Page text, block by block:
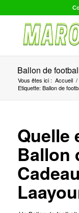
Ballon de
Vous êtes ici : Accueil /
Etiquette: Ballon de
Quelle
Ballon